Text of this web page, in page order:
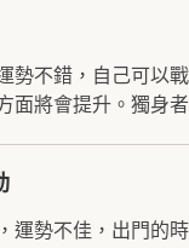
勢不錯，自己可以
面將會提升。獨身
運勢不佳，出門的